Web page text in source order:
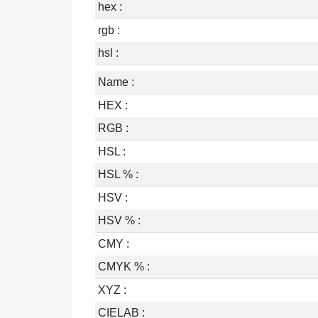
hex :
rgb :
hsl :
Name :
HEX :
RGB :
HSL :
HSL % :
HSV :
HSV % :
CMY :
CMYK % :
XYZ :
CIELAB :